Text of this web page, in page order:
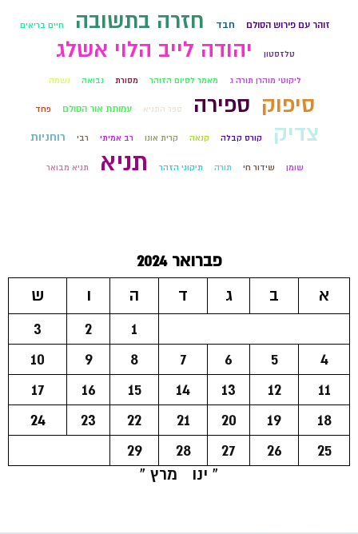
זוהר עם פירוש הסולם חבד חזרה בתשובה חיים בריאים
טלזסטון יהודה לייב הלוי אשלג
ליקוטי מוהרן תורה ג מאמר לסיום הזוהר מסורת נבואה נשמה
סיפוק ספירה ספר התניא עמותת אור הסולם פחד
צדיק קורס קבלה קנאה קרית אונו רב אמיתי רבי רוחניות
שומן שידור חי תורה תיקוני הזהר תניא תניא מבואר
פברואר 2024
א
ב ג ד ה ו
ש
1
2
3
4
5
6
7
8
9
10
11
12
13
14
15
16
17
18
19
20
21
22
23
24
25
26
27
28
29
« ינו
מרץ »